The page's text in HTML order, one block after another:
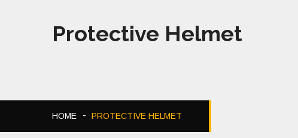
Protective Helmet
HOME PROTECTIVE HELMET